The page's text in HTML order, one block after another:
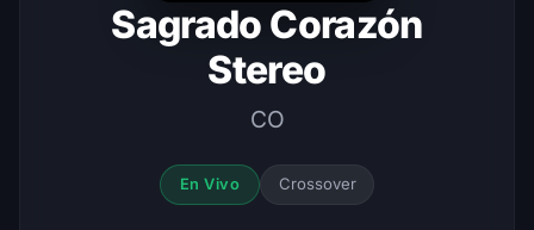
Sagrado Corazón
Stereo
CO
En Vivo Crossover